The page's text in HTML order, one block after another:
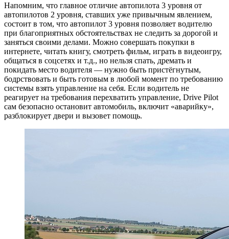
Напомним, что главное отличие автопилота 3 уровня от
автопилотов 2 уровня, ставших уже привычным явлением,
состоит в том, что автопилот 3 уровня позволяет водителю
при благоприятных обстоятельствах не следить за дорогой и
заняться своими делами. Можно совершать покупки в
интернете, читать книгу, смотреть фильм, играть в видеоигру,
общаться в соцсетях и т.д., но нельзя спать, дремать и
покидать место водителя — нужно быть пристёгнутым,
бодрствовать и быть готовым в любой момент по требованию
системы взять управление на себя. Если водитель не
реагирует на требования перехватить управление, Drive Pilot
сам безопасно остановит автомобиль, включит «аварийку»,
разблокирует двери и вызовет помощь.